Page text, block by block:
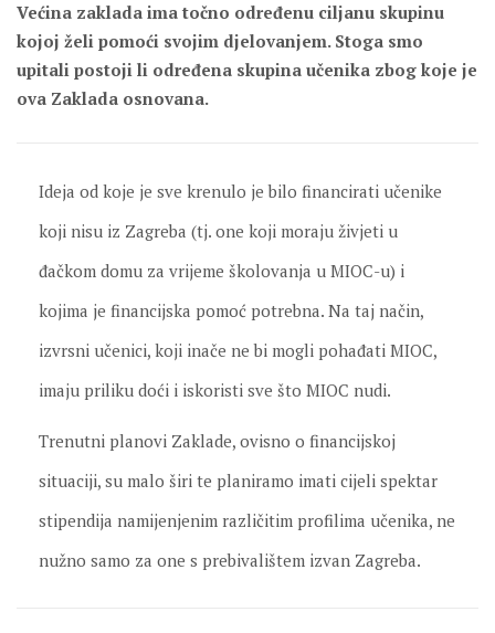
Većina zaklada ima točno određenu ciljanu skupinu
kojoj želi pomoći svojim djelovanjem. Stoga smo
upitali postoji li određena skupina učenika zbog koje je
ova Zaklada osnovana.
Ideja od koje je sve krenulo je bilo financirati učenike
koji nisu iz Zagreba (tj. one koji moraju živjeti u
đačkom domu za vrijeme školovanja u MIOC-u) i
kojima je financijska pomoć potrebna. Na taj način,
izvrsni učenici, koji inače ne bi mogli pohađati MIOC,
imaju priliku doći i iskoristi sve što MIOC nudi.
Trenutni planovi Zaklade, ovisno o financijskoj
situaciji, su malo širi te planiramo imati cijeli spektar
stipendija namijenjenim različitim profilima učenika, ne
nužno samo za one s prebivalištem izvan Zagreba.